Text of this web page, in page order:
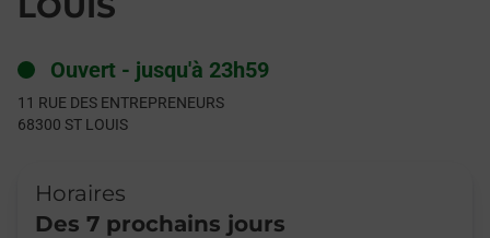
Ouvert - jusqu'à 23h59
11 RUE DES ENTREPRENEURS
68300 ST LOUIS
Horaires
Des 7 prochains jours